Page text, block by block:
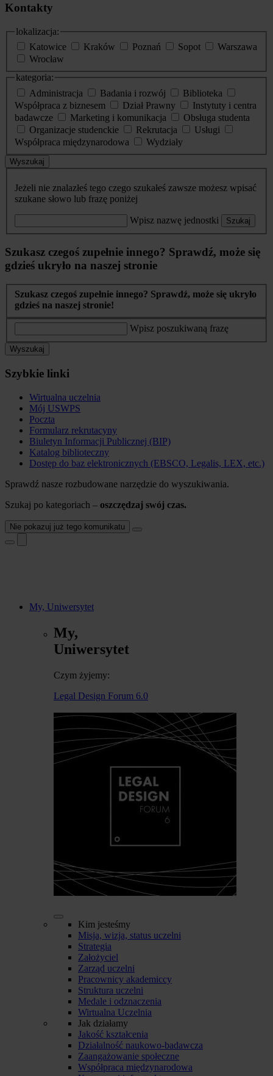
Kontakty
lokalizacja:
Katowice
Kraków Poznań Sopot
Warszawa
Wrocław
kategoria:
Administracja
Badania i rozwój
Biblioteka
Współpraca z biznesem
Dział Prawny
Instytuty i centra
badawcze
Marketing i komunikacja
Obsługa studenta
Organizacje studenckie
Rekrutacja
Usługi
Współpraca międzynarodowa
Wydziały
Wyszukaj
Jeżeli nie znalazłeś tego czego szukałeś zawsze możesz wpisać
szukane słowo lub frazę poniżej
Wpisz nazwę jednostki Szukaj
Szukasz czegoś zupełnie innego? Sprawdź, może się
gdzieś ukryło na naszej stronie
Szukasz czegoś zupełnie innego? Sprawdź, może się ukryło
gdzieś na naszej stronie!
Wpisz poszukiwaną frazę
Wyszukaj
Szybkie linki
Wirtualna uczelnia
Mój USWPS
Poczta
Formularz rekrutacyny
Biuletyn Informacji Publicznej (BIP)
Katalog biblioteczny
Dostęp do baz elektronicznych (EBSCO, Legalis, LEX, etc.)
Sprawdź nasze rozbudowane narzędzie do wyszukiwania.
Szukaj po kategoriach – oszczędzaj swój czas.
Nie pokazuj już tego komunikatu
My, Uniwersytet
My,
Uniwersytet
Czym żyjemy:
Legal Design Forum 6.0
Kim jesteśmy
Misja, wizja, status uczelni
Strategia
Założyciel
Zarząd uczelni
Pracownicy akademiccy
Struktura uczelni
Medale i odznaczenia
Wirtualna Uczelnia
Jak działamy
Jakość kształcenia
Działalność naukowo-badawcza
Zaangażowanie społeczne
Współpraca międzynarodowa